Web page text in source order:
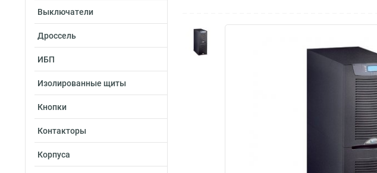
Выключатели
Дроссель
ИБП
Изолированные щиты
Кнопки
Контакторы
Корпуса